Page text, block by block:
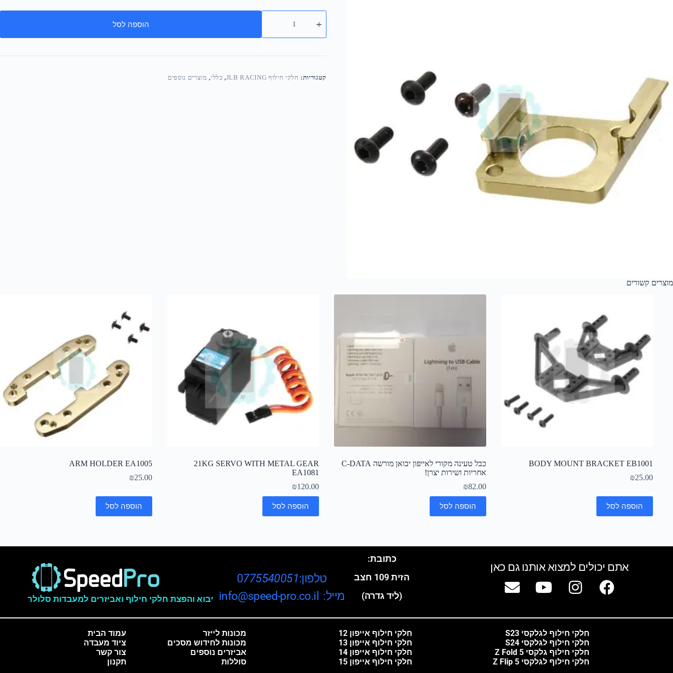
הוספה לסל
קטגוריות: חלקי חילוף JLB RACING , כללי, מוצרים נוספים
מוצרים קשורים
BODY MOUNT BRACKET EB1001
₪25.00
הוספה לסל
כבל טעינה מקורי לאייפון יבואן מורשה C-DATA
אחריות ושירות יצרן!
₪82.00
הוספה לסל
21KG SERVO WITH METAL GEAR
EA1081
₪120.00
הוספה לסל
ARM HOLDER EA1005
₪25.00
הוספה לסל
אתם יכולים למצוא אותנו גם כאן
יבוא והפצת חלקי חילוף ואביזרים למעבדות סלולר
טלפון:0775540051
מייל: info@speed-pro.co.il
כתובת:
הזית 109 חצב
(ליד גדרה)
עמוד הבית
ציוד מעבדה
צור קשר
תקנון
מכונות לייזר
מכונות לחידוש מסכים
אביזרים נוספים
סוללות
חלקי חילוף אייפון 12
חלקי חילוף אייפון 13
חלקי חילוף אייפון 14
חלקי חילוף אייפון 15
חלקי חילוף לגלקסי S23
חלקי חילוף לגלקסי S24
חלקי חילוף גלקסי Z Fold 5
חלקי חילוף לגלקסי Z Flip 5